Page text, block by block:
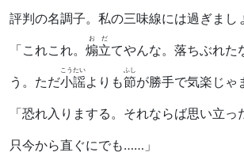
評判の名調子。私の三味線には過ぎまし
「これこれ。 煽立
おだ
てやんな。落ちぶれた
う。ただ小謡
こうたい
よりも節
ふし
が勝手で気楽じゃ
「恐れ入りまする。それならば思い立っ
只今から直ぐにでも……」